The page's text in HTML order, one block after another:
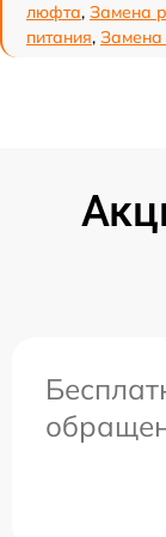
люфта, Замена
питания, Замена